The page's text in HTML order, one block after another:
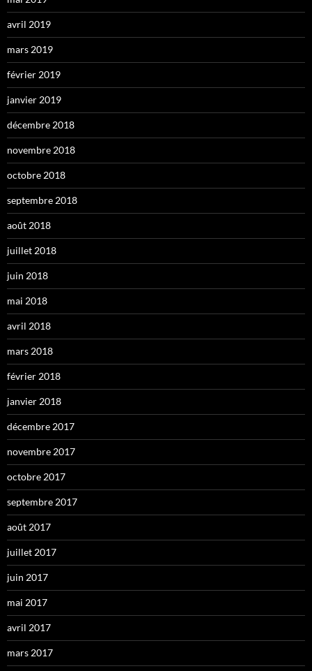
avril 2019
mars 2019
février 2019
janvier 2019
décembre 2018
novembre 2018
octobre 2018
septembre 2018
août 2018
juillet 2018
juin 2018
mai 2018
avril 2018
mars 2018
février 2018
janvier 2018
décembre 2017
novembre 2017
octobre 2017
septembre 2017
août 2017
juillet 2017
juin 2017
mai 2017
avril 2017
mars 2017